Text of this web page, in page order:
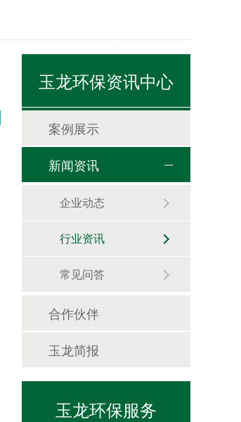
玉龙环保资讯中心
案例展示
新闻资讯
企业动态
行业资讯
常见问答
合作伙伴
玉龙简报
玉龙环保服务
日常保洁